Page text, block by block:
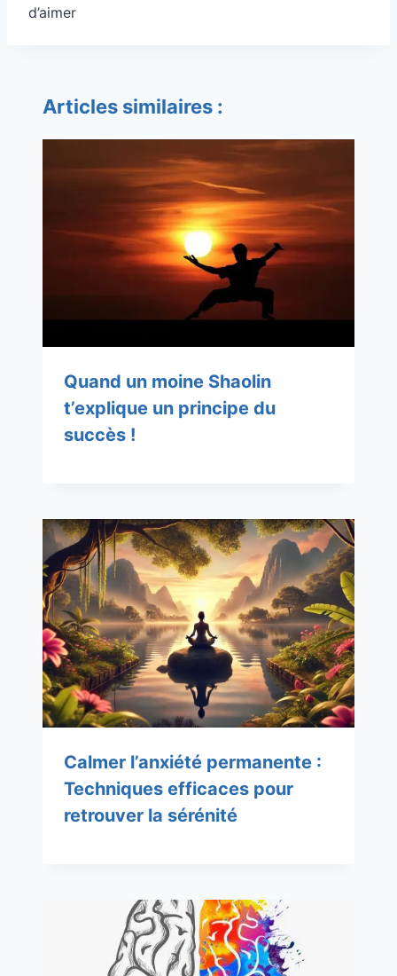
d’aimer
Articles similaires :
Quand un moine Shaolin
t’explique un principe du
succès !
Calmer l’anxiété permanente :
Techniques efficaces pour
retrouver la sérénité